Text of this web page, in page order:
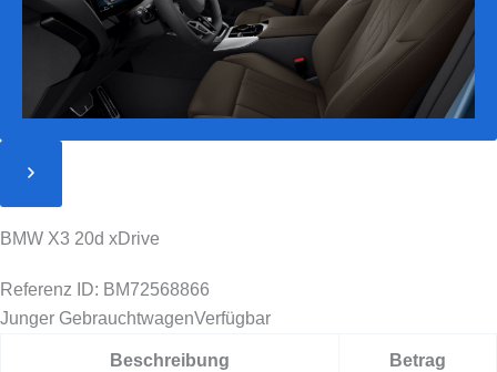
BMW X3 20d xDrive
Referenz ID: BM72568866
Junger GebrauchtwagenVerfügbar
Beschreibung Betrag